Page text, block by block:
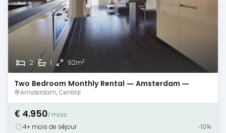
2 1 92m2
Two Bedroom Monthly Rental — Amsterdam —
Canal View
Amsterdam, Central
€ 4.950/ mois
4+ mois de séjour
-10%